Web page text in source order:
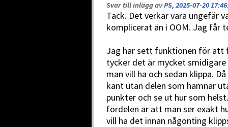
Svar till inlägg avPS, 2025-07-20 17:46
Tack. Det verkar vara ungefär
komplicerat än i OOM. Jag får
Jag har sett funktionen för att
tycker det är mycket
man vill ha och sedan klippa.
kant utan delen som hamnar
punkter och se ut hur som
fördelen är att man ser exakt
vill ha det innan någonting